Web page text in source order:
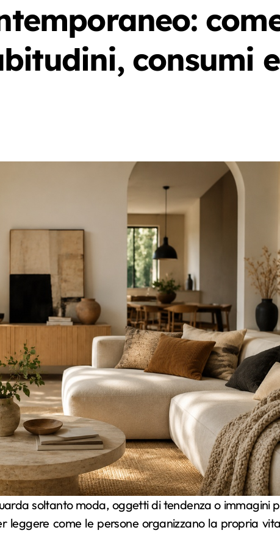
consumi e
leggere come le persone organizzano la propria